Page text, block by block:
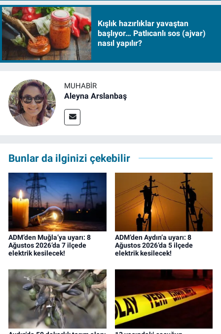
Kışlık hazırlıklar yavaştan
başlıyor… Patlıcanlı sos (ajvar)
nasıl yapılır?
MUHABIR
Aleyna Arslanbaş
Bunlar da ilginizi çekebilir
ADM’den Muğla’ya uyarı: 8
Ağustos 2026’da 7 ilçede
elektrik kesilecek!
ADM’den Aydın’a uyarı: 8
Ağustos 2026’da 5 ilçede
elektrik kesilecek!